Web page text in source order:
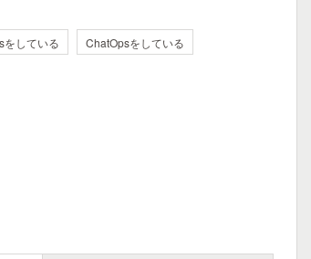
をしている ChatOpsをしている